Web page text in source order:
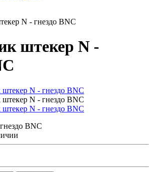
N - гнездо BNC
штекер N -
BNC